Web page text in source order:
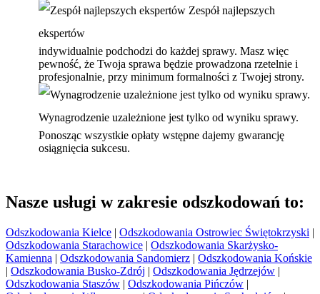
Zespół najlepszych
ekspertów
indywidualnie podchodzi do każdej sprawy. Masz więc
pewność, że Twoja sprawa będzie prowadzona rzetelnie i
profesjonalnie, przy minimum formalności z Twojej strony.
Wynagrodzenie uzależnione jest tylko od wyniku sprawy.
Ponosząc wszystkie opłaty wstępne dajemy gwarancję
osiągnięcia sukcesu.
Nasze usługi w zakresie odszkodowań to:
Odszkodowania Kielce | Odszkodowania Ostrowiec Świętokrzyski |
Odszkodowania Starachowice | Odszkodowania Skarżysko-
Kamienna | Odszkodowania Sandomierz | Odszkodowania Końskie
| Odszkodowania Busko-Zdrój | Odszkodowania Jędrzejów |
Odszkodowania Staszów | Odszkodowania Pińczów |